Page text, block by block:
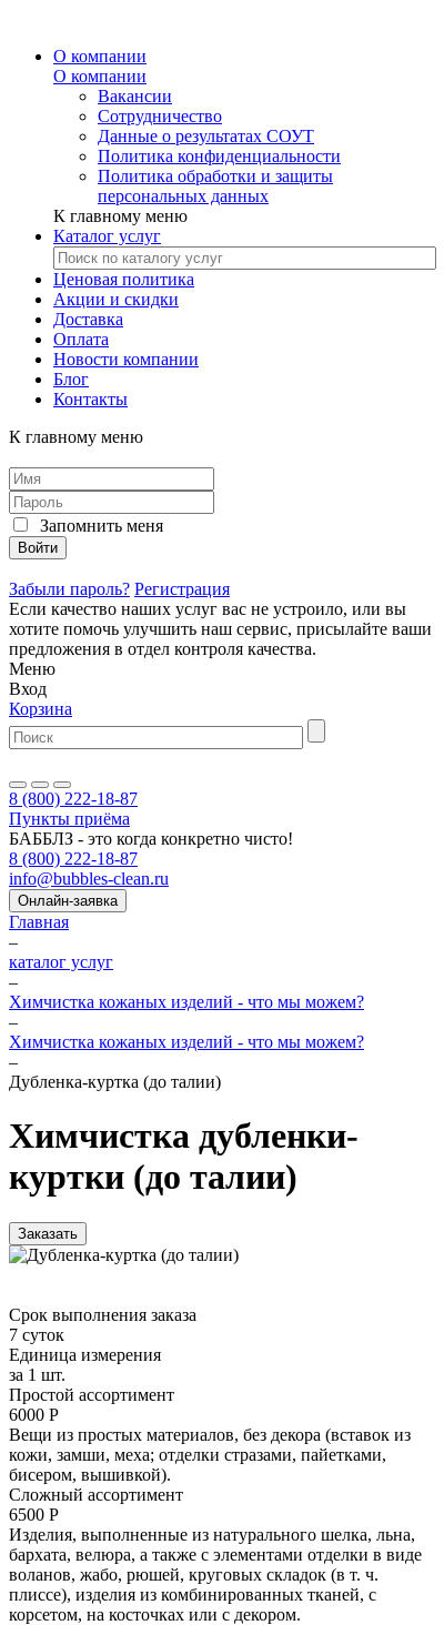
О компании
О компании
Вакансии
Сотрудничество
Данные о результатах СОУТ
Политика конфиденциальности
Политика обработки и защиты
персональных данных
К главному меню
Каталог услуг
Ценовая политика
Акции и скидки
Доставка
Оплата
Новости компании
Блог
Контакты
К главному меню
Запомнить меня
Войти
Забыли пароль? Регистрация
Если качество наших услуг вас не устроило, или вы
хотите помочь улучшить наш сервис, присылайте ваши
предложения в отдел контроля качества.
Меню
Вход
Корзина
8 (800) 222-18-87
Пункты приёма
БАББЛЗ - это когда конкретно чисто!
8 (800) 222-18-87
info@bubbles-clean.ru
Онлайн-заявка
Главная
–
каталог услуг
–
Химчистка кожаных изделий - что мы можем?
–
Химчистка кожаных изделий - что мы можем?
–
Дубленка-куртка (до талии)
Химчистка дубленки-
куртки (до талии)
Заказать
Срок выполнения заказа
7 суток
Единица измерения
за 1 шт.
Простой ассортимент
6000 Р
Вещи из простых материалов, без декора (вставок из
кожи, замши, меха; отделки стразами, пайетками,
бисером, вышивкой).
Сложный ассортимент
6500 Р
Изделия, выполненные из натурального шелка, льна,
бархата, велюра, а также с элементами отделки в виде
воланов, жабо, рюшей, круговых складок (в т. ч.
плиссе), изделия из комбинированных тканей, с
корсетом, на косточках или с декором.